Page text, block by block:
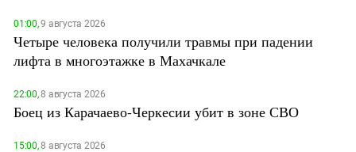
01:00,9 августа 2026
Четыре человека получили травмы при падении
лифта в многоэтажке в Махачкале
22:00,8 августа 2026
Боец из Карачаево-Черкесии убит в зоне СВО
15:00,8 августа 2026